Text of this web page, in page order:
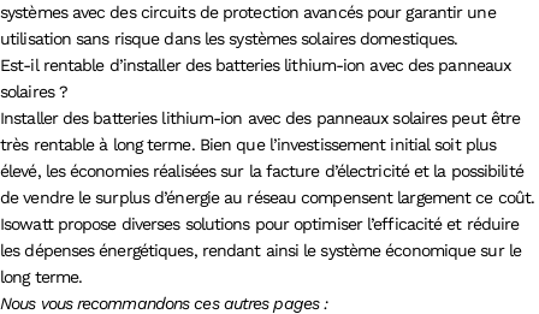
systèmes avec des circuits de protection avancés pour garantir une
utilisation sans risque dans les systèmes solaires domestiques.
Est-il rentable d’installer des batteries lithium-ion avec des panneaux
solaires ?
Installer des batteries lithium-ion avec des panneaux solaires peut être
très rentable à long terme. Bien que l’investissement initial soit plus
élevé, les économies réalisées sur la facture d’électricité et la possibilité
de vendre le surplus d’énergie au réseau compensent largement ce coût.
Isowatt propose diverses solutions pour optimiser l’efficacité et réduire
les dépenses énergétiques, rendant ainsi le système économique sur le
long terme.
Nous vous recommandons ces autres pages :